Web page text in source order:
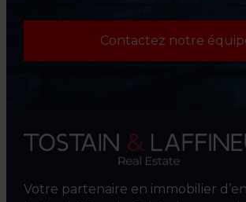
Contactez notre
Votre partenaire en immobilier